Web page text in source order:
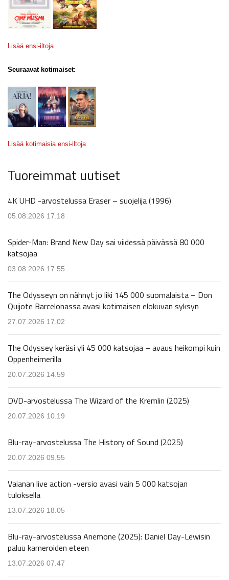
Lisää ensi-iltoja
Seuraavat kotimaiset:
Lisää kotimaisia ensi-iltoja
Tuoreimmat uutiset
4K UHD -arvostelussa Eraser – suojelija (1996)
05.08.2026 17.18
Spider-Man: Brand New Day sai viidessä päivässä 80 000
katsojaa
03.08.2026 17.55
The Odysseyn on nähnyt jo liki 145 000 suomalaista – Don
Quijote Barcelonassa avasi kotimaisen elokuvan syksyn
27.07.2026 17.02
The Odyssey keräsi yli 45 000 katsojaa – avaus heikompi kuin
Oppenheimerilla
20.07.2026 14.59
DVD-arvostelussa The Wizard of the Kremlin (2025)
20.07.2026 10.19
Blu-ray-arvostelussa The History of Sound (2025)
20.07.2026 09.55
Vaianan live action -versio avasi vain 5 000 katsojan
tuloksella
13.07.2026 18.05
Blu-ray-arvostelussa Anemone (2025): Daniel Day-Lewisin
paluu kameroiden eteen
13.07.2026 07.47